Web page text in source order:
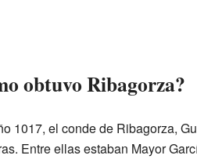
obtuvo Ribagorza?
1017, el conde de Ribagorza,
Entre ellas estaban Mayor